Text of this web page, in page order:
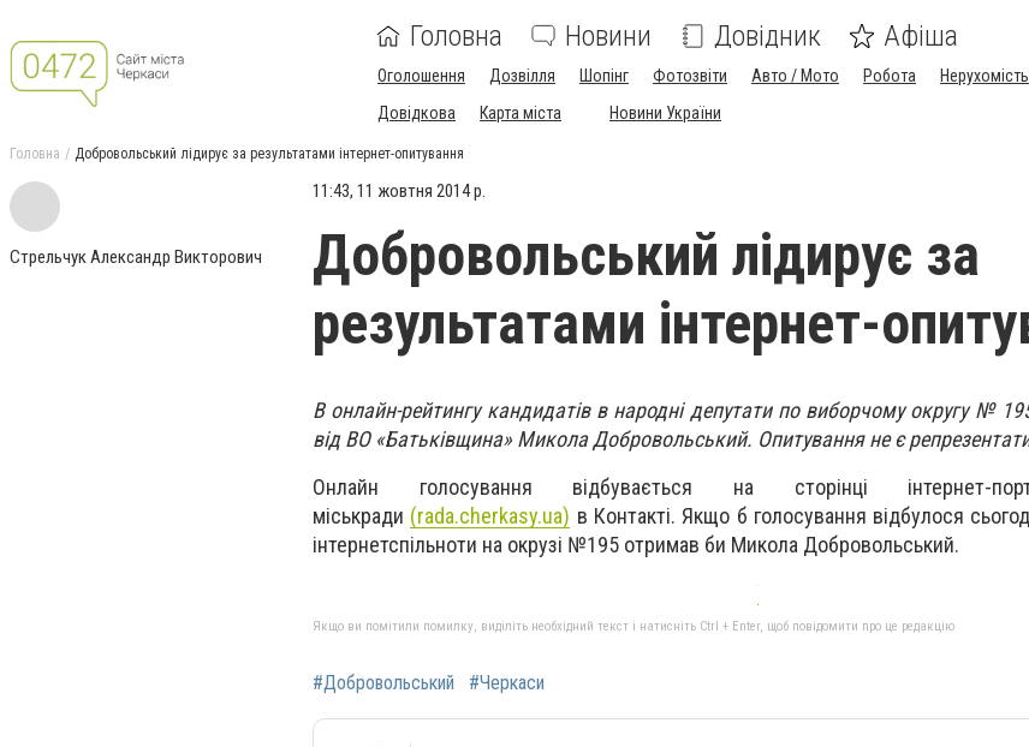
Головна Новини Довідник Афіша
Оголошення Дозвілля Шопінг Фотозвіти Авто / Мото Робота Нерухомість
Довідкова
Карта міста Новини України
Головна Добровольський лідирує за результатами інтернет-опитування
Стрельчук Александр Викторович
11:43, 11 жовтня 2014 р.
Добровольський лідирує за
результатами інтернет-
В онлайн-рейтингу кандидатів в народні депутати по виборчому округу №
від ВО «Батьківщина» Микола Добровольський. Опитування не є
Онлайн голосування відбувається на сторінці інтернет-
міськради (rada.cherkasy.ua) в Контакті. Якщо б голосування відбулося
інтернетспільноти на окрузі №195 отримав би Микола Добровольський.
Якщо ви помітили помилку, виділіть необхідний текст і натисніть Ctrl + Enter, щоб повідомити про це редакцію
#Добровольський #Черкаси